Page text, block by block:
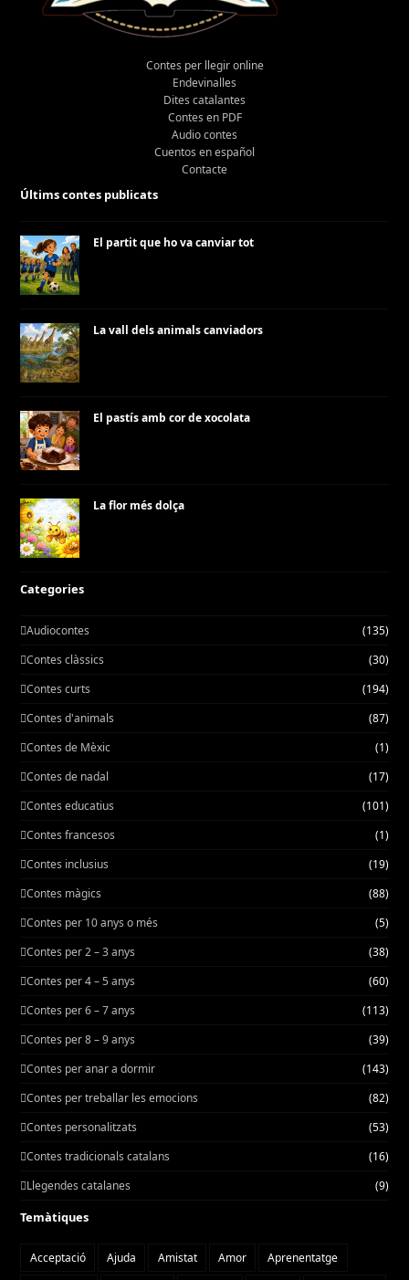
Contes per llegir online
Endevinalles
Dites catalantes
Contes en PDF
Audio contes
Cuentos en español
Contacte
Últims contes publicats
El partit que ho va canviar tot
La vall dels animals canviadors
El pastís amb cor de xocolata
La flor més dolça
Categories
Audiocontes
(135)
Contes clàssics
(30)
Contes curts
(194)
Contes d'animals
(87)
Contes de Mèxic
(1)
Contes de nadal
(17)
Contes educatius
(101)
Contes francesos
(1)
Contes inclusius
(19)
Contes màgics
(88)
Contes per 10 anys o més
(5)
Contes per 2 – 3 anys
(38)
Contes per 4 – 5 anys
(60)
Contes per 6 – 7 anys
(113)
Contes per 8 – 9 anys
(39)
Contes per anar a dormir
(143)
Contes per treballar les emocions
(82)
Contes personalitzats
(53)
Contes tradicionals catalans
(16)
Llegendes catalanes
(9)
Temàtiques
Acceptació Ajuda Amistat Amor Aprenentatge